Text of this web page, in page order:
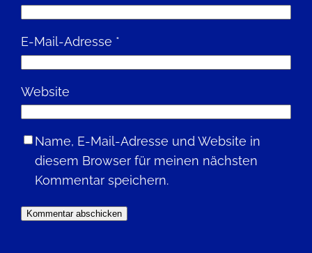
E-Mail-Adresse *
Website
Name, E-Mail-Adresse und Website in
diesem Browser für meinen nächsten
Kommentar speichern.